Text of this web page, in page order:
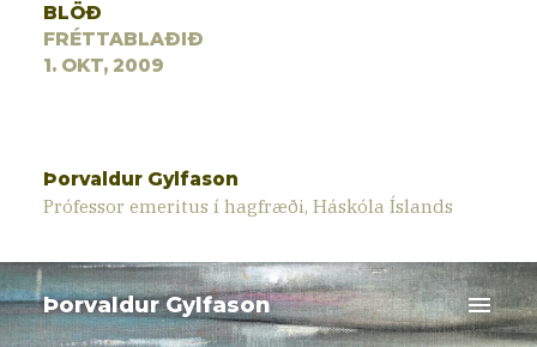
Þorvaldur Gylfason menu
BLÖÐ
FRÉTTABLAÐIÐ
1. OKT, 2009
Þorvaldur Gylfason
Prófessor emeritus í hagfræði, Háskóla Íslands